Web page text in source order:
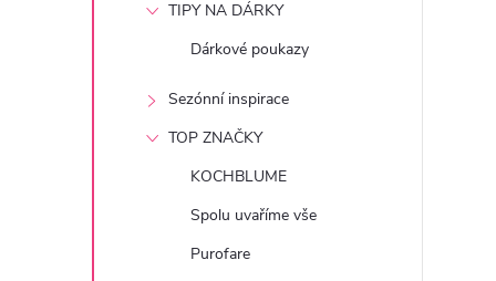
TIPY NA DÁRKY
Dárkové poukazy
Sezónní inspirace
TOP ZNAČKY
KOCHBLUME
Spolu uvaříme vše
Purofare